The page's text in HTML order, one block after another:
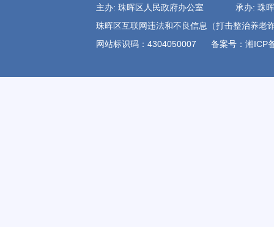
主办: 珠晖区人民政府办公室 承办:
珠晖区互联网违法和不良信息（打击整治养
网站标识码：4304050007
备案号：湘ICP